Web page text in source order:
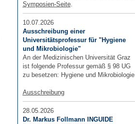
Symposien-Seite.
10.07.2026
Ausschreibung einer
Universitätsprofessur für "Hygiene
und Mikrobiologie"
An der Medizinischen Universität Graz
ist folgende Professur gemäß § 98 UG
zu besetzen: Hygiene und Mikrobiologie
Ausschreibung
28.05.2026
Dr. Markus Follmann INGUIDE